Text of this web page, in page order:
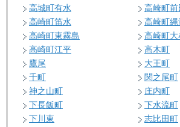
高城町有水
高崎町前
高崎町笛水
高崎町縄
高崎町東霧島
高崎町大
高崎町江平
高木町
鷹尾
大王町
千町
関之尾町
神之山町
庄内町
下長飯町
下水流町
下川東
志比田町